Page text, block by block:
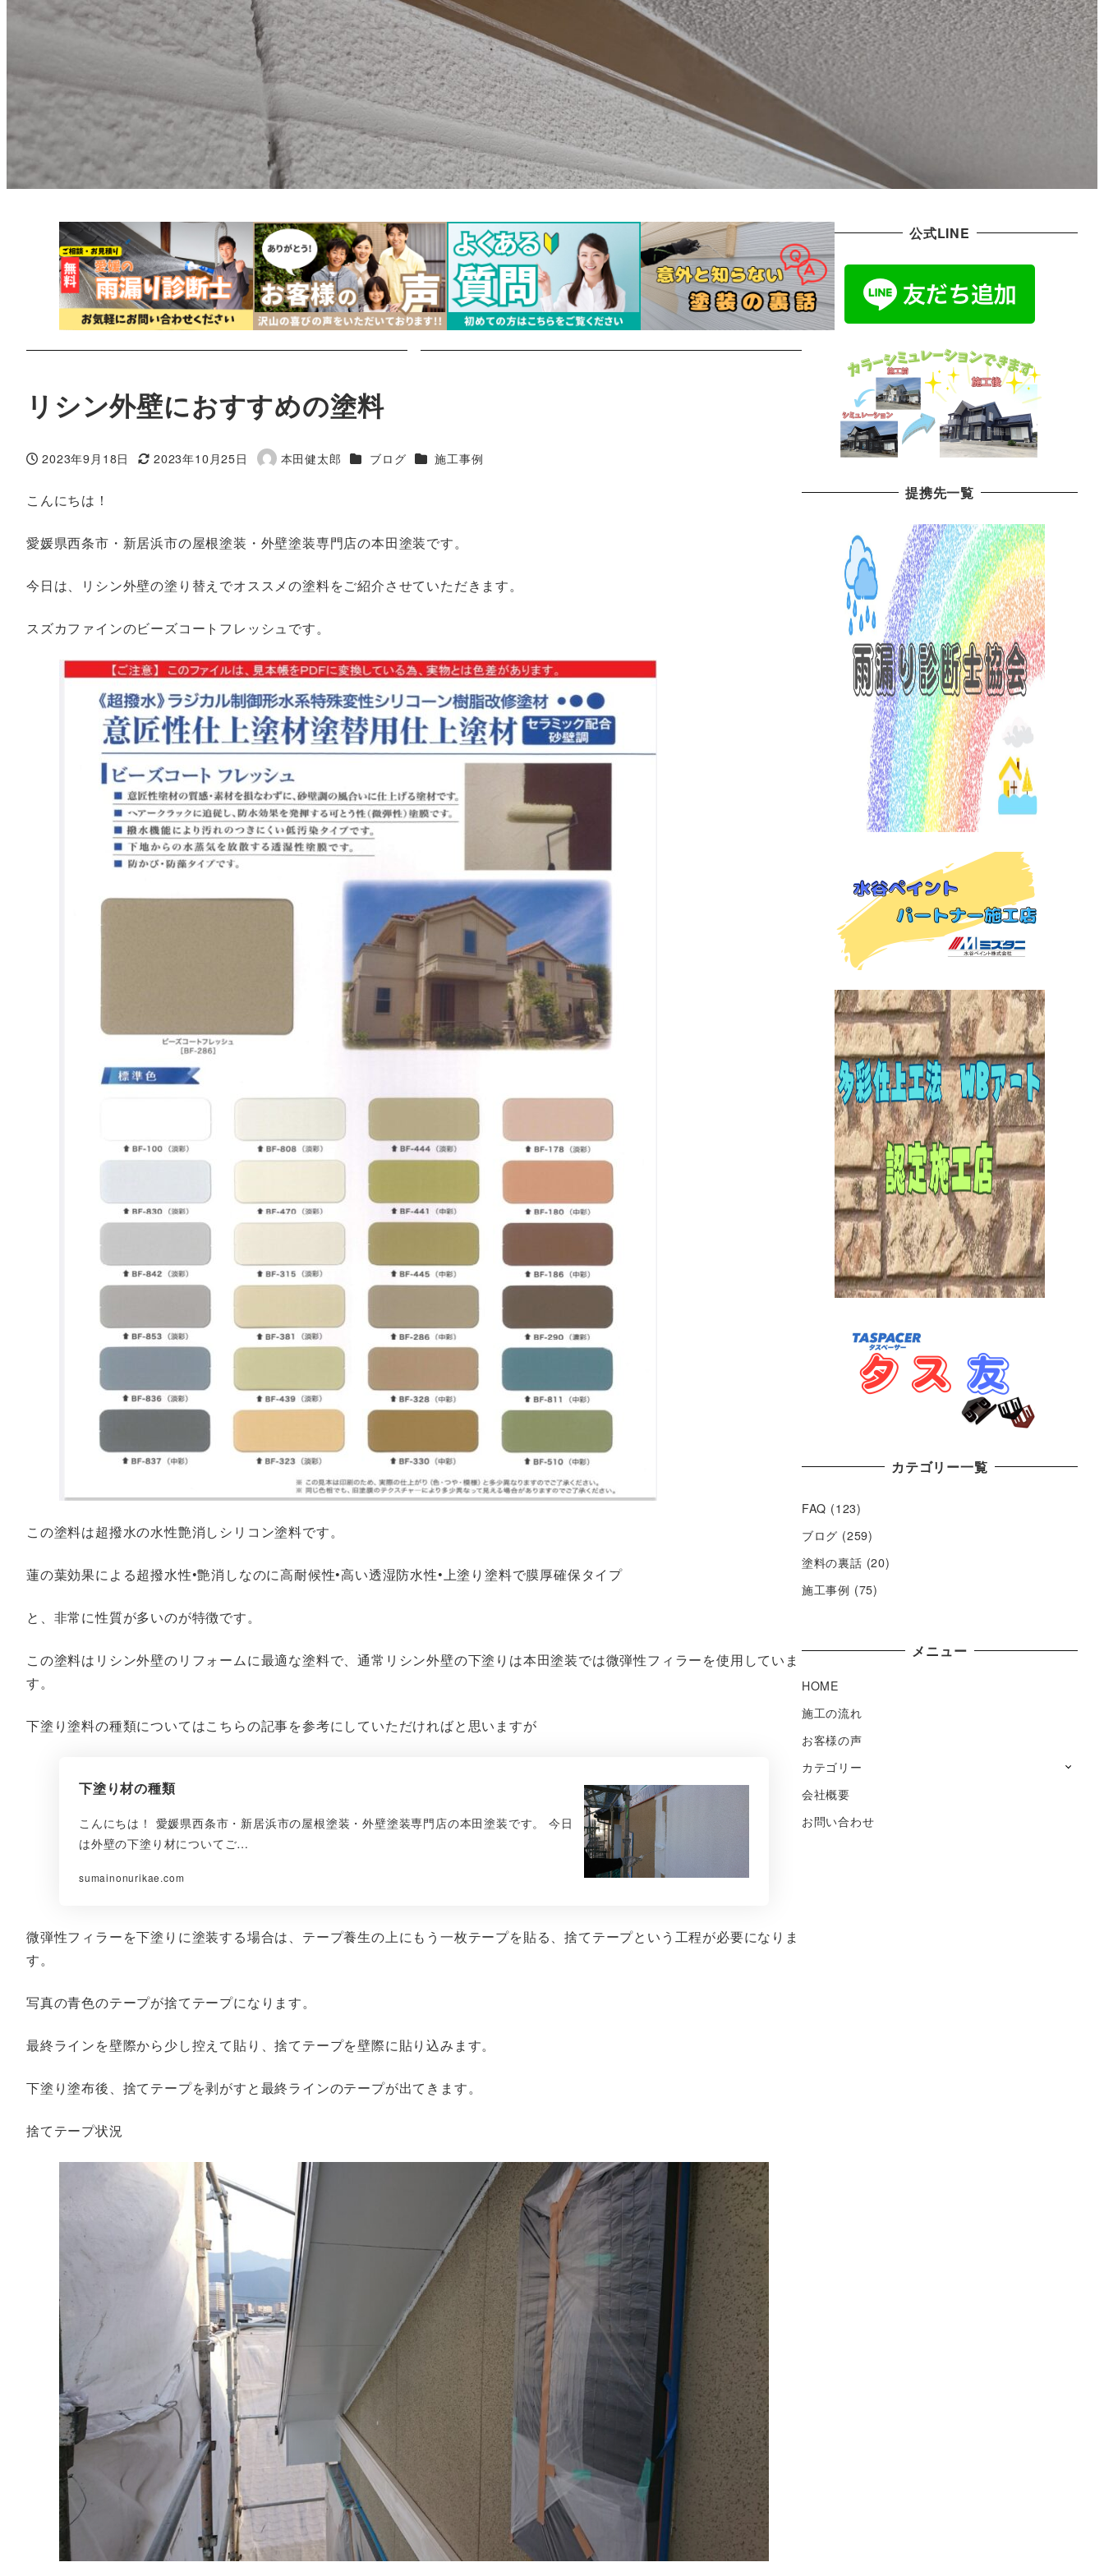
リシン外壁におすすめの塗料
投稿日
2023年9月18日
更新日
2023年10月25日
著
本田健太郎 カテゴリー
ブログ カテゴリー
施工事例
こんにちは！
愛媛県西条市・新居浜市の屋根塗装・外壁塗装専門店の本田塗装です。
今日は、リシン外壁の塗り替えでオススメの塗料をご紹介させていただきます。
スズカファインのビーズコートフレッシュです。
この塗料は超撥水の水性艶消しシリコン塗料です。
蓮の葉効果による超撥水性•艶消しなのに高耐候性•高い透湿防水性•上塗り塗料で膜厚確保タイプ
と、非常に性質が多いのが特徴です。
この塗料はリシン外壁のリフォームに最適な塗料で、通常リシン外壁の下塗りは本田塗装では微弾性フィラーを使用していま
す。
下塗り塗料の種類についてはこちらの記事を参考にしていただければと思いますが
下塗り材の種類
こんにちは！ 愛媛県西条市・新居浜市の屋根塗装・外壁塗装専門店の本田塗装です。 今日
は外壁の下塗り材についてご…
sumainonurikae.com
微弾性フィラーを下塗りに塗装する場合は、テープ養生の上にもう一枚テープを貼る、捨てテープという工程が必要になりま
す。
写真の青色のテープが捨てテープになります。
最終ラインを壁際から少し控えて貼り、捨てテープを壁際に貼り込みます。
下塗り塗布後、捨てテープを剥がすと最終ラインのテープが出てきます。
捨てテープ状況
公式LINE
提携先一覧
カテゴリー一覧
FAQ (123)
ブログ (259)
塗料の裏話 (20)
施工事例 (75)
メニュー
HOME
施工の流れ
お客様の声
カテゴリー
会社概要
お問い合わせ